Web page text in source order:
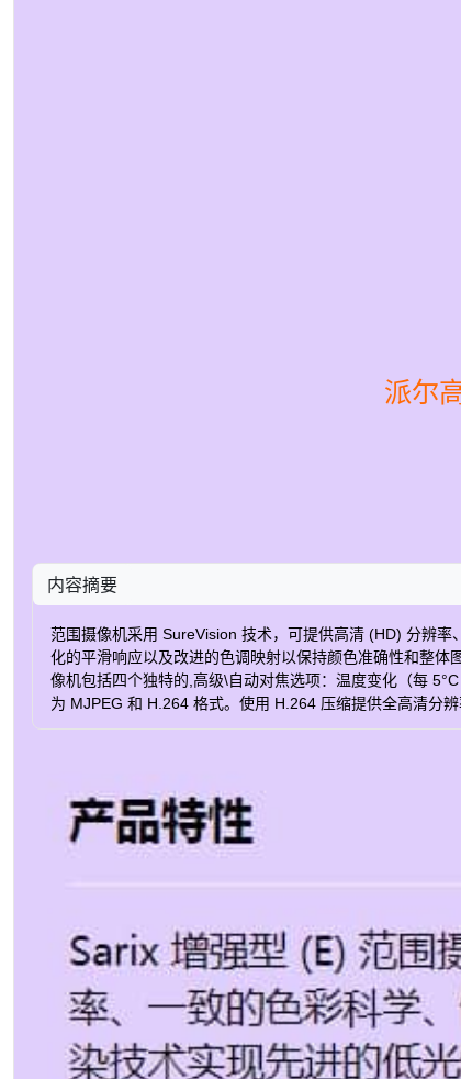
派尔
内容摘要
范围摄像机采用 SureVision 技术，可提供高清 (HD) 分辨
化的平滑响应以及改进的色调映射以保持颜色准确性和整
像机包括四个独特的,高级\自动对焦选项：温度变化（每
为 MJPEG 和 H.264 格式。使用 H.264 压缩提供全高清分